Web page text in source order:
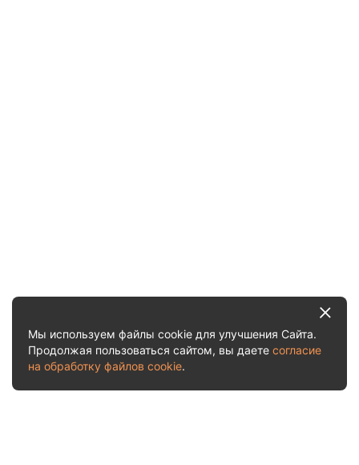
Мы используем файлы cookie для улучшения Сайта.
Продолжая пользоваться сайтом, вы даете согласие
на обработку файлов cookie.